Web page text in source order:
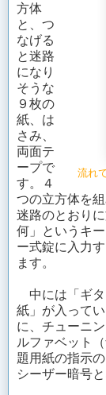
流れ
方体
と、つ
なげる
と迷路
になり
そうな
９枚の
紙、は
さみ、
両面テ
ープで
す。４
つの立方体を
迷路のとおり
何」というキ
ー式錠に入力
ます。
中には「ギタ
紙」が入って
に、チューニ
ルファベット
題用紙の指示
シーザー暗号